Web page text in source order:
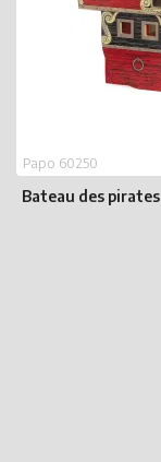
Bateau des pirates
Papo 60250